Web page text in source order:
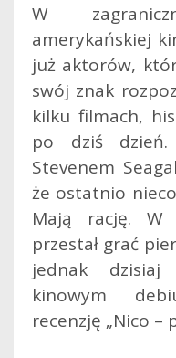
W
amerykańskiej
już aktorów,
swój znak
kilku filmach,
po dziś
Stevenem
że ostatnio
Mają rację. W
przestał grać
jednak
kinowym
recenzję „Nico –